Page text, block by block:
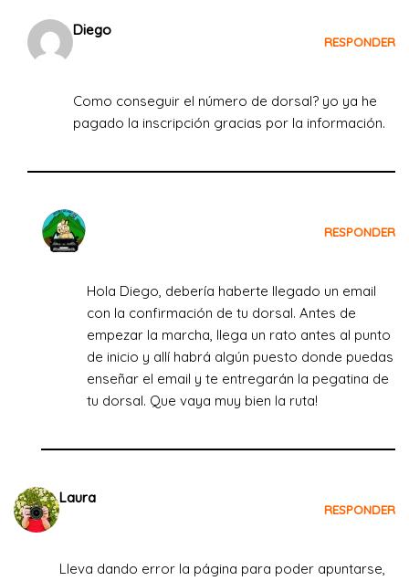
Diego
RESPONDER
Como conseguir el número de dorsal? yo ya he
pagado la inscripción gracias por la información.
RESPONDER
Hola Diego, debería haberte llegado un email
con la confirmación de tu dorsal. Antes de
empezar la marcha, llega un rato antes al punto
de inicio y allí habrá algún puesto donde puedas
enseñar el email y te entregarán la pegatina de
tu dorsal. Que vaya muy bien la ruta!
Laura
RESPONDER
Lleva dando error la página para poder apuntarse,